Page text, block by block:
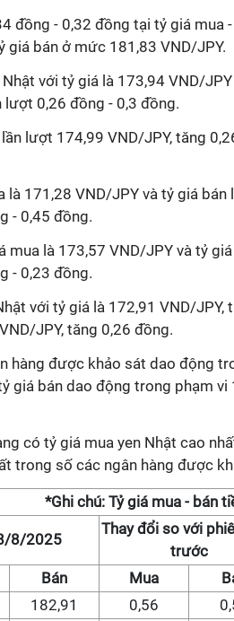
đồng - 0,32 đồng tại tỷ giá mua -
giá bán ở mức 181,83 VND/JPY.
với tỷ giá là 173,94 VND/
lượt 0,26 đồng - 0,3 đồng.
lượt 174,99 VND/JPY, tăng
171,28 VND/JPY và tỷ giá bán
- 0,45 đồng.
mua là 173,57 VND/JPY và tỷ
- 0,23 đồng.
với tỷ giá là 172,91 VND/JPY,
JPY, tăng 0,26 đồng.
hàng được khảo sát dao động
giá bán dao động trong phạm vi
có tỷ giá mua yen Nhật cao
trong số các ngân hàng được
*Ghi chú: Tỷ giá mua - bán
8/2025
Thay đổi so với
trước
Bán Mua
182,91 0,56